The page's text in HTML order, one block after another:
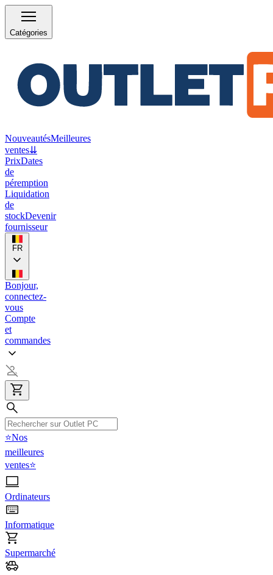
Catégories
NouveautésMeilleures
ventes⇊
PrixDates
de
péremption
Liquidation
de
stockDevenir
fournisseur
FR
Bonjour,
connectez-
vous
Compte
et
commandes
⭐Nos
meilleures
ventes⭐
Ordinateurs
Informatique
Supermarché